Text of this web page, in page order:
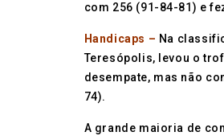
com 256 (91-84-81) e
Handicaps – Na
Teresópolis, levou o
desempate, mas não
74).
A grande maioria de